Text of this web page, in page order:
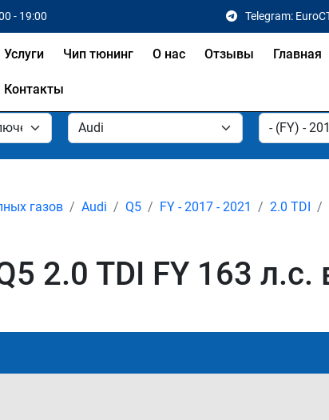
- 19:00 Telegram:
Услуги Чип тюнинг О нас Отзывы Главная
Контакты
газов Audi Q5 FY - 2017 - 2021 2.0 TDI
2.0 TDI FY 163